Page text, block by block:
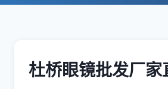
杜桥眼镜批发厂家